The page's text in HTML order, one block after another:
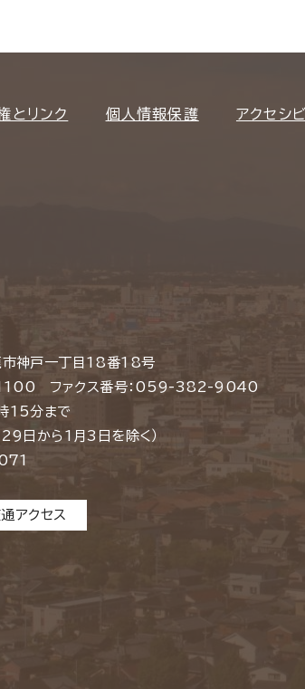
とリンク 個人情報保護 アクセシ
神戸一丁目18番18号
ファクス番号：059-382-9040
15分まで
29日から1月3日を除く）
アクセス